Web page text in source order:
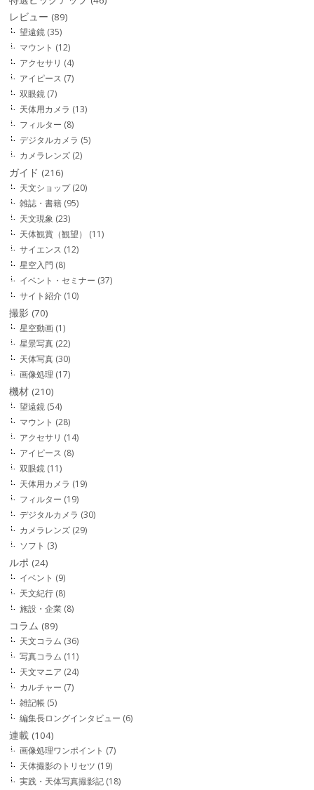
レビュー (89)
望遠鏡 (35)
マウント (12)
アクセサリ (4)
アイピース (7)
双眼鏡 (7)
天体用カメラ (13)
フィルター (8)
デジタルカメラ (5)
カメラレンズ (2)
ガイド (216)
天文ショップ(20)
雑誌・書籍 (95)
天文現象 (23)
天体観賞（観望）
(11)
サイエンス (12)
星空入門 (8)
イベント・セミナー (37)
サイト紹介 (10)
撮影 (70)
星空動画 (1)
星景写真 (22)
天体写真 (30)
画像処理 (17)
機材 (210)
望遠鏡 (54)
マウント (28)
アクセサリ (14)
アイピース (8)
双眼鏡 (11)
天体用カメラ (19)
フィルター (19)
デジタルカメラ (30)
カメラレンズ (29)
ソフト (3)
ルポ (24)
イベント (9)
天文紀行 (8)
施設・企業 (8)
コラム (89)
天文コラム (36)
写真コラム (11)
天文マニア (24)
カルチャー (7)
雑記帳 (5)
編集長ロングインタビュー (6)
連載 (104)
画像処理ワンポイント (7)
天体撮影のトリセツ (19)
実践・天体写真撮影記 (18)